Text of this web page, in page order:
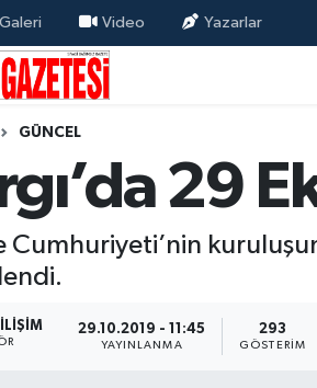
Video Yazarlar
GÜNCEL
29
Cumhuriyeti’nin
29.10.2019 - 11:45
YAYINLANMA
293
GÖSTERIM